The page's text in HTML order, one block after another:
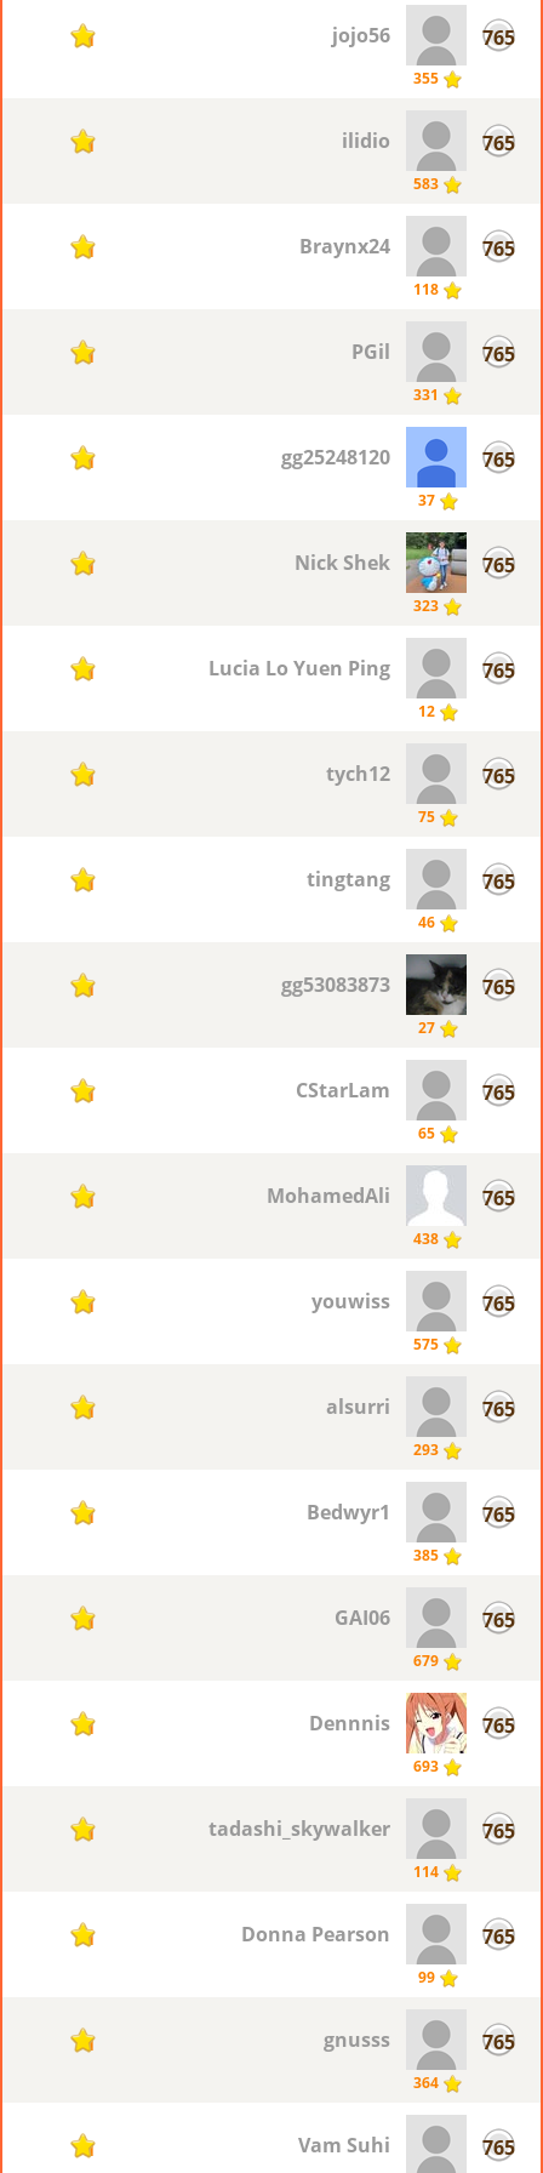
765
355
jojo56
1
765
583
ilidio
1
765
118
Braynx24
1
765
331
PGil
1
765
37
gg25248120
1
765
323
Nick Shek
1
765
12
Lucia Lo Yuen Ping
1
765
75
tych12
1
765
46
tingtang
1
765
27
gg53083873
1
765
65
CStarLam
1
765
438
MohamedAli
1
765
575
youwiss
1
765
293
alsurri
1
765
385
Bedwyr1
1
765
679
GAI06
1
765
693
Dennnis
1
765
114
tadashi_skywalker
1
765
99
Donna Pearson
1
765
364
gnusss
1
765
Vam Suhi
1